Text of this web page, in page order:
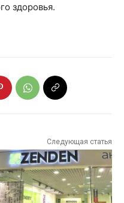
здоровья.
Следующая статья